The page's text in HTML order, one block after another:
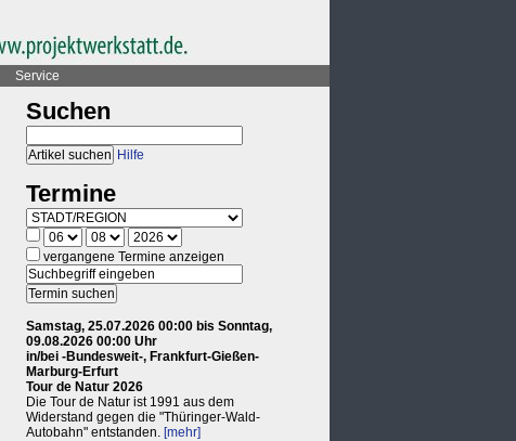
Service
Suchen
Hilfe
Termine
vergangene Termine anzeigen
Samstag, 25.07.2026 00:00 bis Sonntag,
09.08.2026 00:00 Uhr
in/bei -Bundesweit-, Frankfurt-Gießen-
Marburg-Erfurt
Tour de Natur 2026
Die Tour de Natur ist 1991 aus dem
Widerstand gegen die "Thüringer-Wald-
Autobahn" entstanden. [mehr]